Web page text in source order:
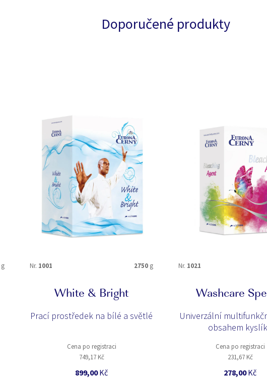
Doporučené produkty
g Nr. 1001 2750 g
White & Bright
Prací prostředek na bílé a světlé
Cena po registraci
749,17 Kč
899,00Kč
Nr. 1021
Washcare
Univerzální
obsahem
Cena po registraci
231,67 Kč
278,00Kč